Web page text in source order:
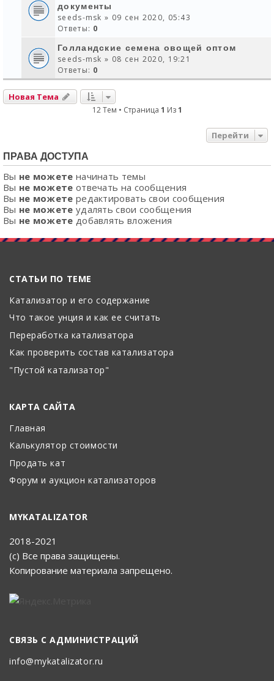
документы
seeds-msk » 09 сен 2020, 05:43
Ответы: 0
Голландские семена овощей оптом
seeds-msk » 08 сен 2020, 19:21
Ответы: 0
Новая Тема
12 Тем • Страница 1 Из1
Перейти
ПРАВА ДОСТУПА
Вы не можете начинать темы
Вы не можете отвечать на сообщения
Вы не можете редактировать свои сообщения
Вы не можете удалять свои сообщения
Вы не можете добавлять вложения
СТАТЬИ ПО ТЕМЕ
Катализатор и его содержание
Что такое унция и как ее считать
Переработка катализатора
Как проверить состав катализатора
"Пустой катализатор"
КАРТА САЙТА
Главная
Калькулятор стоимости
Продать кат
Форум и аукцион катализаторов
MYKATALIZATOR
2018-2021
(с) Все права защищены.
Копирование материала запрещено.
СВЯЗЬ С АДМИНИСТРАЦИЙ
info@mykatalizator.ru